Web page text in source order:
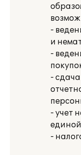
-
и
-
-
- учет
-